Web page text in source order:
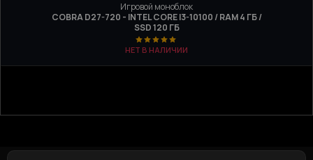
Игровой моноблок
COBRA D27-720 - INTEL CORE I3-10100 / RAM 4 ГБ /
SSD 120 ГБ
НЕТ В НАЛИЧИИ